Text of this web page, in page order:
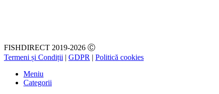
FISHDIRECT 2019-2026 Ⓒ
Termeni și Condiții | GDPR | Politică cookies
Meniu
Categorii